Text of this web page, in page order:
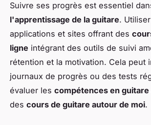
Suivre ses progrès est essentiel
l'apprentissage de la guitare.
applications et sites offrant des
ligne intégrant des outils de suivi
rétention et la motivation. Cela peut
journaux de progrès ou des tests
évaluer les compétences en guitare
des cours de guitare autour de moi.